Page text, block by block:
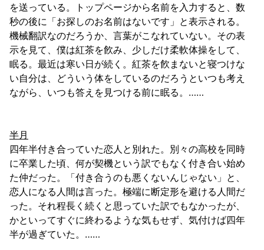
を送っている。トップページから名前を入力すると、数
秒の後に「お探しのお名前はないです」と表示される。
機械翻訳なのだろうか、言葉がこなれていない。その表
示を見て、僕は紅茶を飮み、少しだけ柔軟体操をして、
眠る。最近は寒い日が続く。紅茶を飮まないと寝つけな
い自分は、どういう体をしているのだろうといつも考え
ながら、いつも答えを見つける前に眠る。……
半月
四年半付き合っていた恋人と別れた。別々の高校を同時
に卒業した頃、何が契機という訳でもなく付き合い始め
た仲だった。「付き合うのも悪くないんじゃない」と、
恋人になる人間は言った。極端に断定形を避ける人間だ
った。それ程長く続くと思っていた訳でもなかったが、
かといってすぐに終わるような気もせず、気付けば四年
半が過ぎていた。……